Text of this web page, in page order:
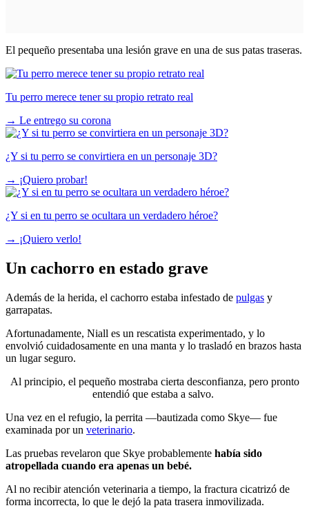
El pequeño presentaba una lesión grave en una de sus patas traseras.
Tu perro merece tener su propio retrato real
→ Le entrego su corona
¿Y si tu perro se convirtiera en un personaje 3D?
→ ¡Quiero probar!
¿Y si en tu perro se ocultara un verdadero héroe?
→ ¡Quiero verlo!
Un cachorro en estado grave
Además de la herida, el cachorro estaba infestado de pulgas y
garrapatas.
Afortunadamente, Niall es un rescatista experimentado, y lo
envolvió cuidadosamente en una manta y lo trasladó en brazos hasta
un lugar seguro.
Al principio, el pequeño mostraba cierta desconfianza, pero pronto
entendió que estaba a salvo.
Una vez en el refugio, la perrita —bautizada como Skye— fue
examinada por un veterinario.
Las pruebas revelaron que Skye probablemente había sido
atropellada cuando era apenas un bebé.
Al no recibir atención veterinaria a tiempo, la fractura cicatrizó de
forma incorrecta, lo que le dejó la pata trasera inmovilizada.